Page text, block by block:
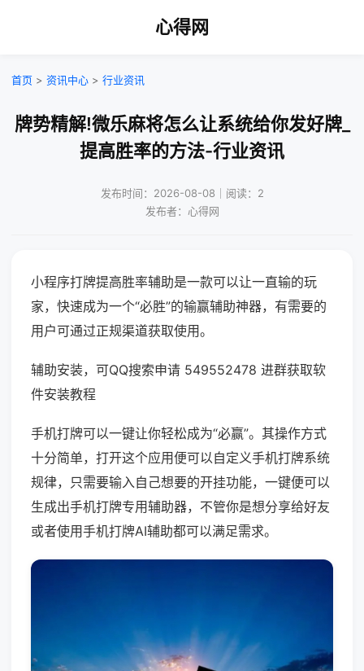
心得网
首页 > 资讯中心 > 行业资讯
牌势精解!微乐麻将怎么让系统给你发好牌_
提高胜率的方法-行业资讯
发布时间：2026-08-08｜阅读：2
发布者：心得网
小程序打牌提高胜率辅助是一款可以让一直输的玩
家，快速成为一个“必胜”的输赢辅助神器，有需要的
用户可通过正规渠道获取使用。
辅助安装，可QQ搜索申请 549552478 进群获取软
件安装教程
手机打牌可以一键让你轻松成为“必赢”。其操作方式
十分简单，打开这个应用便可以自定义手机打牌系统
规律，只需要输入自己想要的开挂功能，一键便可以
生成出手机打牌专用辅助器，不管你是想分享给好友
或者使用手机打牌AI辅助都可以满足需求。